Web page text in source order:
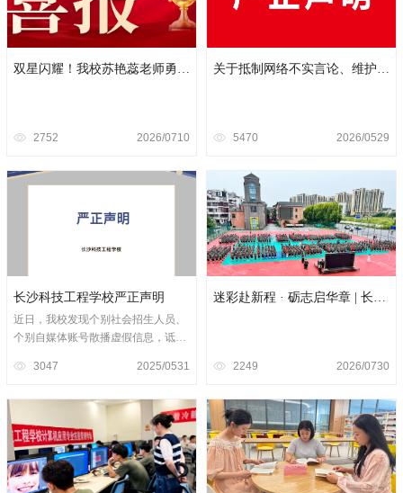
双星闪耀！我校苏艳蕊老师勇夺
2752 10
2026/07
关于抵制网络不实言论、维护学
5470 29
2026/05
长沙科技工程学校严正声明
近日，我校发现个别社会招生人员、
个别自媒体账号散播虚假信息，诋毁
人的"、"强制要求学生打工"等，对我
侵害了我校的正面形象与声誉。此类
恶意行为已严重误导社会、家长与学
生的判断，不仅对我校造成了严重的
名誉损害，更扰乱了阳光招生的健康
秩序与中职教育行业的良性生态。
3047 31
2025/05
迷彩赴新程 · 砺志启华章 | 长沙
2249 30
2026/07